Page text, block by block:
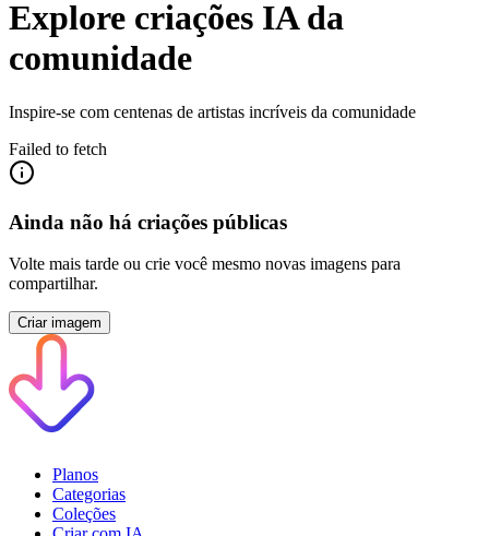
Explore criações IA da
comunidade
Inspire-se com centenas de artistas incríveis da comunidade
Failed to fetch
Ainda não há criações públicas
Volte mais tarde ou crie você mesmo novas imagens para
compartilhar.
Criar imagem
Planos
Categorias
Coleções